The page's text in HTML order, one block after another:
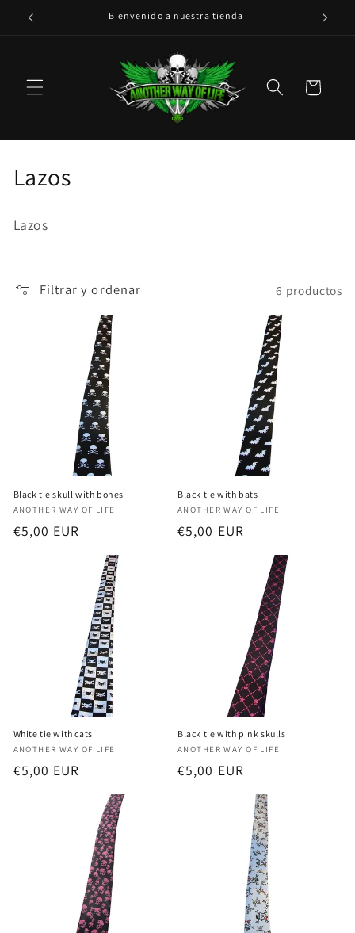
directamente
Bienvenido a nuestra tienda
Carrito
C
l
c
Lazos
Lazos
Filtrar y ordenar 6 productos
Black tie skull with bones
Proveedor:
ANOTHER WAY OF LIFE
Precio
€5,00 EUR
Black tie with bats
Proveedor:
ANOTHER WAY OF LIFE
Precio
€5,00 EUR
White tie with cats
Proveedor:
ANOTHER WAY OF LIFE
Precio
€5,00 EUR
Black tie with pink skulls
Proveedor:
ANOTHER WAY OF LIFE
Precio
€5,00 EUR